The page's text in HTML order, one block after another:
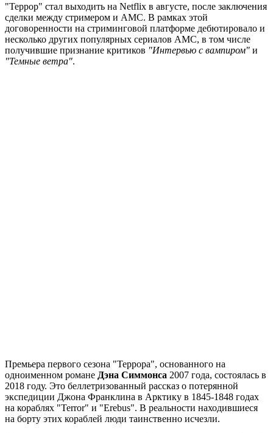
"Террор" стал выходить на Netflix в августе, после заключения
сделки между стримером и AMC. В рамках этой
договоренности на стриминговой платформе дебютировало и
несколько других популярных сериалов AMC, в том числе
получившие признание критиков "Интервью с вампиром" и
"Темные ветра".
Премьера первого сезона "Террора", основанного на
одноименном романе Дэна Симмонса 2007 года, состоялась в
2018 году. Это беллетризованный рассказ о потерянной
экспедиции Джона Франклина в Арктику в 1845-1848 годах
на кораблях "Terror" и "Erebus". В реальности находившиеся
на борту этих кораблей люди таинственно исчезли.